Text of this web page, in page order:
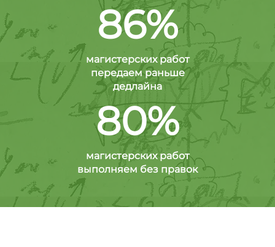
86%
магистерских работ
передаем раньше
дедлайна
80%
магистерских работ
выполняем без правок